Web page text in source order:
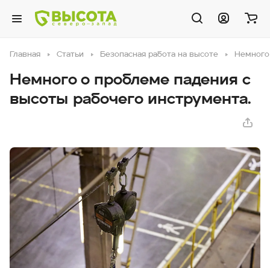
Главная Статьи Безопасная работа на высоте
Немного о проблеме падения с
высоты рабочего инструмента.